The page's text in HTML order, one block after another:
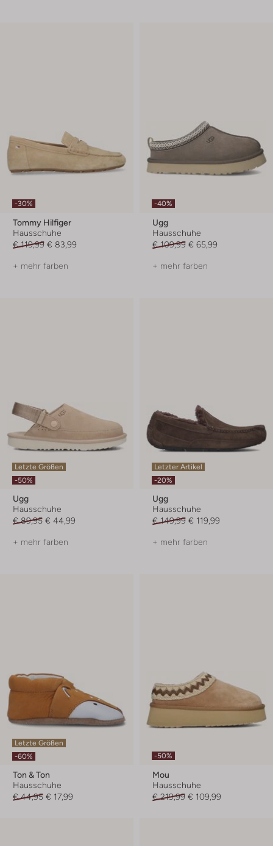
-30%
Tommy Hilfiger
Hausschuhe
€ 119,99 € 83,99
+ mehr farben
-40%
Ugg
Hausschuhe
€ 109,99 € 65,99
+ mehr farben
Letzte Größen
-50%
Ugg
Hausschuhe
€ 89,95 € 44,99
+ mehr farben
Letzter Artikel
-20%
Ugg
Hausschuhe
€ 149,99 € 119,99
+ mehr farben
Letzte Größen
-60%
Ton & Ton
Hausschuhe
€ 44,95 € 17,99
-50%
Mou
Hausschuhe
€ 219,99 € 109,99